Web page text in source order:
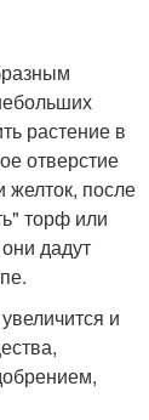
растение в
отверстие
желток, после
торф или
дадут
и